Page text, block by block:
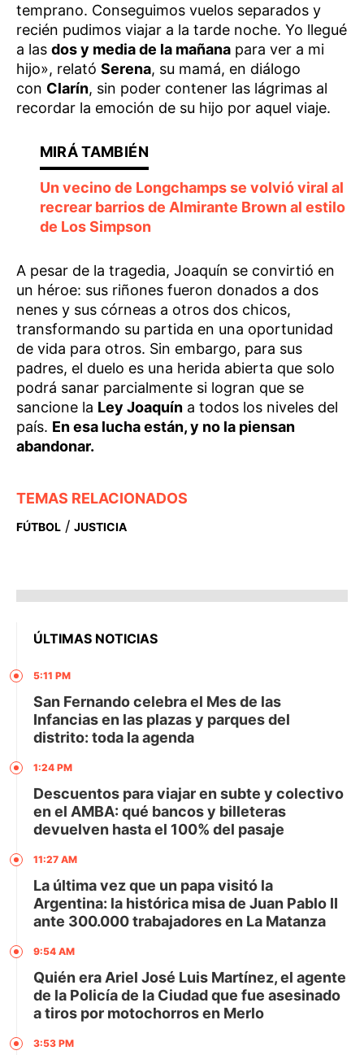
temprano. Conseguimos vuelos separados y
recién pudimos viajar a la tarde noche. Yo llegué
a las dos y media de la mañana para ver a mi
hijo», relató Serena, su mamá, en diálogo
con Clarín, sin poder contener las lágrimas al
recordar la emoción de su hijo por aquel viaje.
Un vecino de Longchamps se volvió viral al
recrear barrios de Almirante Brown al estilo
de Los Simpson
A pesar de la tragedia, Joaquín se convirtió en
un héroe: sus riñones fueron donados a dos
nenes y sus córneas a otros dos chicos,
transformando su partida en una oportunidad
de vida para otros. Sin embargo, para sus
padres, el duelo es una herida abierta que solo
podrá sanar parcialmente si logran que se
sancione la Ley Joaquín a todos los niveles del
país. En esa lucha están, y no la piensan
abandonar.
TEMAS RELACIONADOS
FÚTBOL / JUSTICIA
ÚLTIMAS NOTICIAS
5:11 PM
San Fernando celebra el Mes de las
Infancias en las plazas y parques del
distrito: toda la agenda
1:24 PM
Descuentos para viajar en subte y colectivo
en el AMBA: qué bancos y billeteras
devuelven hasta el 100% del pasaje
11:27 AM
La última vez que un papa visitó la
Argentina: la histórica misa de Juan Pablo II
ante 300.000 trabajadores en La Matanza
9:54 AM
Quién era Ariel José Luis Martínez, el agente
de la Policía de la Ciudad que fue asesinado
a tiros por motochorros en Merlo
3:53 PM